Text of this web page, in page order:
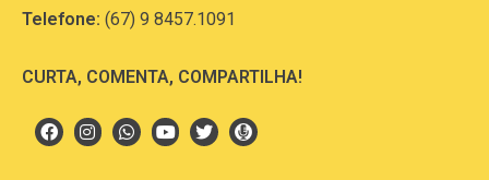
Telefone: (67) 9 8457.1091
CURTA, COMENTA, COMPARTILHA!